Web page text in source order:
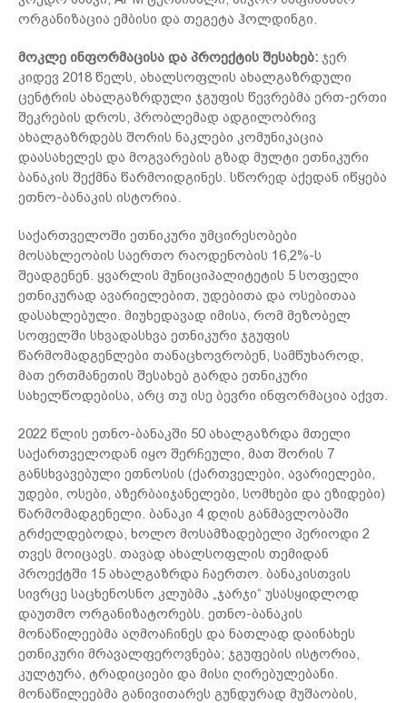
ორგანიზაცია ემბისი და თეგეტა ჰოლდინგი.
მოკლე ინფორმაცისა და პროექტის შესახებ: ჯერ
კიდევ 2018 წელს, ახალსოფლის ახალგაზრდული
ცენტრის ახალგაზრდული ჯგუფის წევრებმა ერთ-ერთი
შეკრების დროს, პრობლემად ადგილობრივ
ახალგაზრდებს შორის ნაკლები კომუნიკაცია
დაასახელეს და მოგვარების გზად მულტი ეთნიკური
ბანაკის შექმნა წარმოიდგინეს. სწორედ აქედან იწყება
ეთნო-ბანაკის ისტორია.
საქართველოში ეთნიკური უმცირესობები
მოსახლეობის საერთო რაოდენობის 16,2%-ს
შეადგენენ. ყვარლის მუნიციპალიტეტის 5 სოფელი
ეთნიკურად ავარიელებით, უდებითა და ოსებითაა
დასახლებული. მიუხედავად იმისა, რომ მეზობელ
სოფელში სხვადასხვა ეთნიკური ჯგუფის
წარმომადგენლები თანაცხოვრობენ, სამწუხაროდ,
მათ ერთმანეთის შესახებ გარდა ეთნიკური
სახელწოდებისა, არც თუ ისე ბევრი ინფორმაცია აქვთ.
2022 წლის ეთნო-ბანაკში 50 ახალგაზრდა მთელი
საქართველოდან იყო შერჩეული, მათ შორის 7
განსხვავებული ეთნოსის (ქართველები, ავარიელები,
უდები, ოსები, აზერბაიჯანელები, სომხები და ეზიდები)
წარმომადგენელი. ბანაკი 4 დღის განმავლობაში
გრძელდებოდა, ხოლო მოსამზადებელი პერიოდი 2
თვეს მოიცავს. თავად ახალსოფლის თემიდან
პროექტში 15 ახალგაზრდა ჩაერთო. ბანაკისთვის
სივრცე საცხენოსნო კლუბმა „ჯარჯი“ უსასყიდლოდ
დაუთმო ორგანიზატორებს. ეთნო-ბანაკის
მონაწილეებმა აღმოაჩინეს და ნათლად დაინახეს
ეთნიკური მრავალფეროვნება; ჯგუფების ისტორია,
კულტურა, ტრადიციები და მისი ღირებულებანი.
მონაწილეებმა განივითარეს გუნდურად მუშაობის,